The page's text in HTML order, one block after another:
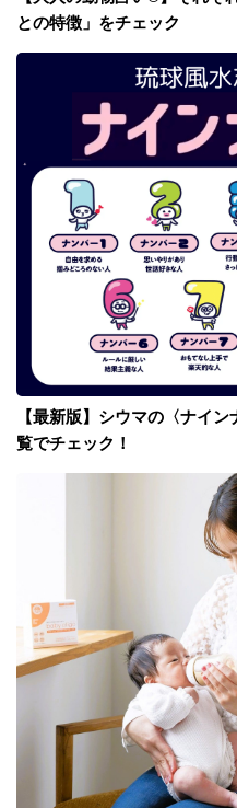
との特徴」をチェック
【最新版】シウマの〈ナイ
覧でチェック！